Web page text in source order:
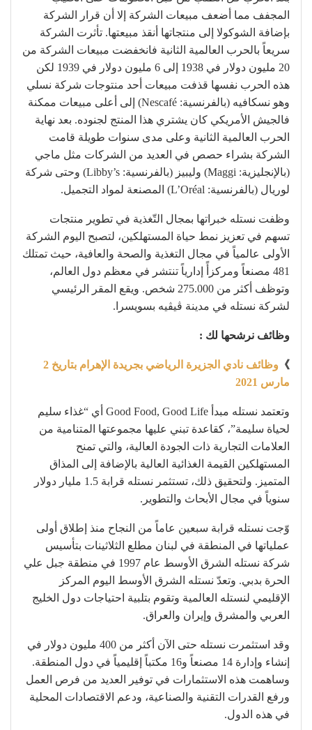
المجفف مما أضعف مبيعات الشركة إلا أن قرار الشركة
بإضافة الشوكولا إلى منتجاتها أنقذ مبيعتها. تأثرت الشركة
سريعاً بالحرب العالمية الثانية فانخفضت مبيعات الشركة من
20 مليون دولار في 1938 إلى 6 مليون دولار في 1939 لكن
هذه الحرب نفسها قذفت مبيعات أحد منتوجات شركة نسلي
وهو نسكافيه (بالفرنسية: Nescafé)‏ إلى أعلى مبيعات ممكنة
فالجيش الأمريكي كان يشتري هذا المنتج لجنوده. بعد نهاية
الحرب العالمية الثانية وعلى مدى سنوات طويلة قامت
الشركة بشراء حصص في العديد من الشركات مثل ماجي
(بالإنجليزية: Maggi)‏ وليبيز (بالفرنسية: Libby’s)‏ وحتى شركة
لوريال (بالفرنسية: L’Oréal)‏ المصنعة لمواد التجميل.
وظفت نستله خبراتها بمجال التّغذية في تطوير منتجات
تسهم في تعزيز نمط حياة المستهلكين، لتصبح اليوم الشركة
الأولى عالمياً في مجال التغذية والصحة والعافية، حيث تمتلك
481 مصنعاً ومركزأً إدارياً تنتشر في معظم دول العالم،
وتوظف أكثر من 275.000 شخص. ويقع المقر الرئيسي
لشركة نستله في مدينة ڤيڤيه بسويسرا.
وظائف نرشحها لك :
》
وظائف نادي الجزيرة الرياضي بجريدة الإهرام بتاريخ 2
مارس 2021
وتعتمد نستله مبدأ Good Food, Good Life أي “غذاء سليم
لحياة سليمة”، كقاعدة تبني عليها مجموعتها المتنامية من
العلامات التجارية ذات الجودة العالية، والتي تمنح
المستهلكين القيمة الغذائية العالية بالإضافة إلى المذاق
المتميز. ولتحقيق ذلك، تستثمر نستله قرابة 1.5 مليار دولار
سنوياً في مجال الأبحاث والتطوير.
وّجت نستله قرابة سبعين عاماً من النجاح منذ إطلاق أولى
عملياتها في المنطقة في لبنان مطلع الثلاثينات بتأسيس
شركة نستله الشرق الأوسط عام 1997 في منطقة جبل علي
الحرة بدبي. وتعدّ نستله الشرق الأوسط اليوم المركز
الإقليمي لنستله العالمية وتقوم بتلبية احتياجات دول الخليج
العربي والمشرق وإيران والعراق.
وقد استثمرت نستله حتى الآن أكثر من 400 مليون دولار في
إنشاء وإدارة 14 مصنعاً و16 مكتباً إقليمياً في دول المنطقة.
وساهمت هذه الاستثمارات في توفير العديد من فرص العمل
ورفع القدرات التقنية والصناعية، ودعم الاقتصادات المحلية
في هذه الدول.